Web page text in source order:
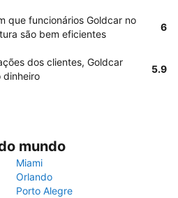
que funcionários Goldcar no
são bem eficientes
6
dos clientes, Goldcar
dinheiro
5.9
mundo
Miami
Orlando
Porto Alegre